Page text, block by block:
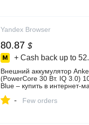
Yandex Browser
80.87 $
+ Cash back up to
Внешний аккумулятор
(PowerCore 30 Вт. IQ 3.0)
Blue – купить в интернет-
4668658063
- Few orders